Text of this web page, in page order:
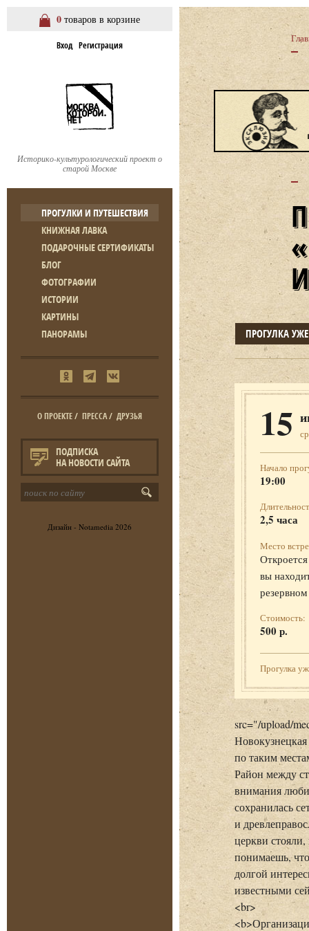
0 товаров в корзине
Вход Регистрация
Историко-культурологический проект о
старой Москве
ПРОГУЛКИ И ПУТЕШЕСТВИЯ
КНИЖНАЯ ЛАВКА
ПОДАРОЧНЫЕ СЕРТИФИКАТЫ
БЛОГ
ФОТОГРАФИИ
ИСТОРИИ
КАРТИНЫ
ПАНОРАМЫ
О ПРОЕКТЕ/ ПРЕССА/ ДРУЗЬЯ
ПОДПИСКА
НА НОВОСТИ САЙТА
Дизайн - Notamedia 2026
ПРОГУЛКА
15
Начало
19:00
2,5 часа
Место
вы
Стоимость:
500 р.
Прогулка
src="/upload/
по таким
Район между
внимания
сохранилась
и
церкви
понимаешь,
долгой
известными
<br>